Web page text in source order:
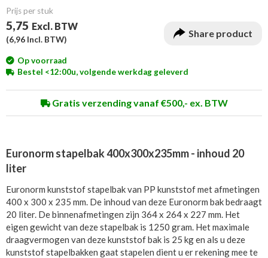
Prijs per stuk
5,75 Excl. BTW
(6,96 Incl. BTW)
Share product
Op voorraad
Bestel <12:00u, volgende werkdag geleverd
Gratis verzending vanaf €500,- ex. BTW
Euronorm stapelbak 400x300x235mm - inhoud 20
liter
Euronorm kunststof stapelbak van PP kunststof met afmetingen
400 x 300 x 235 mm. De inhoud van deze Euronorm bak bedraagt
20 liter. De binnenafmetingen zijn 364 x 264 x 227 mm. Het
eigen gewicht van deze stapelbak is 1250 gram. Het maximale
draagvermogen van deze kunststof bak is 25 kg en als u deze
kunststof stapelbakken gaat stapelen dient u er rekening mee te